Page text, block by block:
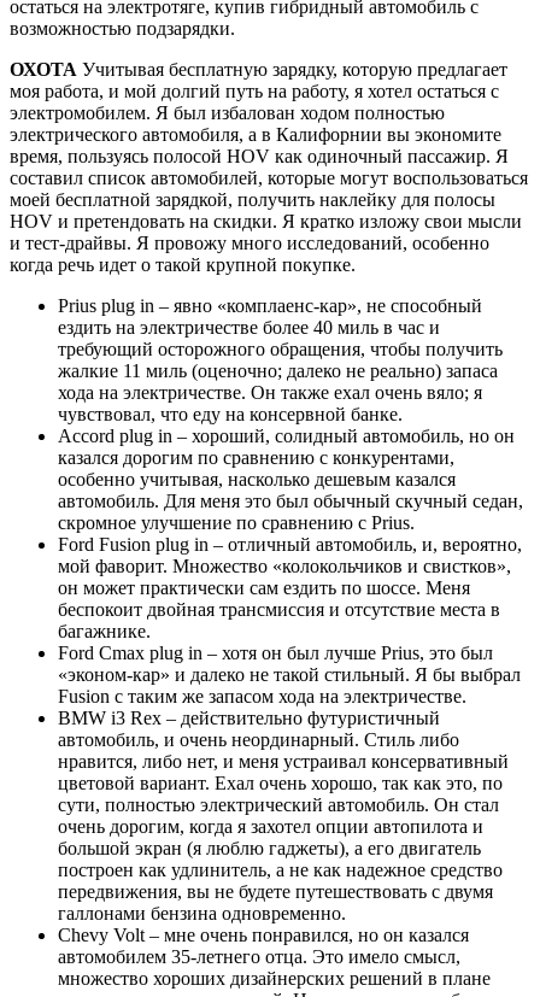
остаться на электротяге, купив гибридный автомобиль с
возможностью подзарядки.
ОХОТА Учитывая бесплатную зарядку, которую предлагает
моя работа, и мой долгий путь на работу, я хотел остаться с
электромобилем. Я был избалован ходом полностью
электрического автомобиля, а в Калифорнии вы экономите
время, пользуясь полосой HOV как одиночный пассажир. Я
составил список автомобилей, которые могут воспользоваться
моей бесплатной зарядкой, получить наклейку для полосы
HOV и претендовать на скидки. Я кратко изложу свои мысли
и тест-драйвы. Я провожу много исследований, особенно
когда речь идет о такой крупной покупке.
Prius plug in – явно «комплаенс-кар», не способный
ездить на электричестве более 40 миль в час и
требующий осторожного обращения, чтобы получить
жалкие 11 миль (оценочно; далеко не реально) запаса
хода на электричестве. Он также ехал очень вяло; я
чувствовал, что еду на консервной банке.
Accord plug in – хороший, солидный автомобиль, но он
казался дорогим по сравнению с конкурентами,
особенно учитывая, насколько дешевым казался
автомобиль. Для меня это был обычный скучный седан,
скромное улучшение по сравнению с Prius.
Ford Fusion plug in – отличный автомобиль, и, вероятно,
мой фаворит. Множество «колокольчиков и свистков»,
он может практически сам ездить по шоссе. Меня
беспокоит двойная трансмиссия и отсутствие места в
багажнике.
Ford Cmax plug in – хотя он был лучше Prius, это был
«эконом-кар» и далеко не такой стильный. Я бы выбрал
Fusion с таким же запасом хода на электричестве.
BMW i3 Rex – действительно футуристичный
автомобиль, и очень неординарный. Стиль либо
нравится, либо нет, и меня устраивал консервативный
цветовой вариант. Ехал очень хорошо, так как это, по
сути, полностью электрический автомобиль. Он стал
очень дорогим, когда я захотел опции автопилота и
большой экран (я люблю гаджеты), а его двигатель
построен как удлинитель, а не как надежное средство
передвижения, вы не будете путешествовать с двумя
галлонами бензина одновременно.
Chevy Volt – мне очень понравился, но он казался
автомобилем 35-летнего отца. Это имело смысл,
множество хороших дизайнерских решений в плане